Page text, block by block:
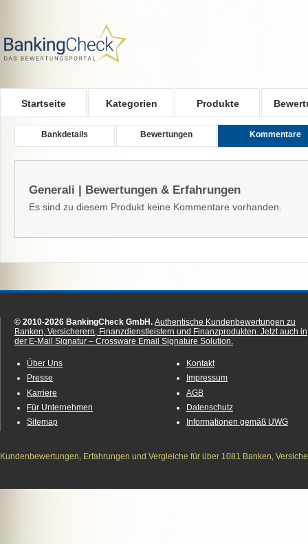
Startseite Kategorien Produkte
Bankdetails Bewertungen Kommentare
Generali | Bewertungen & Erfahrungen
Es sind zu diesem Produkt keine Kommentare vorhanden.
© 2010-2026 BankingCheck GmbH. Authentische Kundenbewertungen zu
Banken, Versicherern, Finanzdienstleistern und Finanzprodukten. Jetzt auch in
der E-Mail Signatur – Crossware Email Signature Solution.
Über Uns
Presse
Karriere
Für Unternehmen
Sitemap
Kontakt
Impressum
AGB
Datenschutz
Informationen gemäß UWG
Kundenbewertungen, Erfahrungen und Vergleiche für über 1081 Banken,